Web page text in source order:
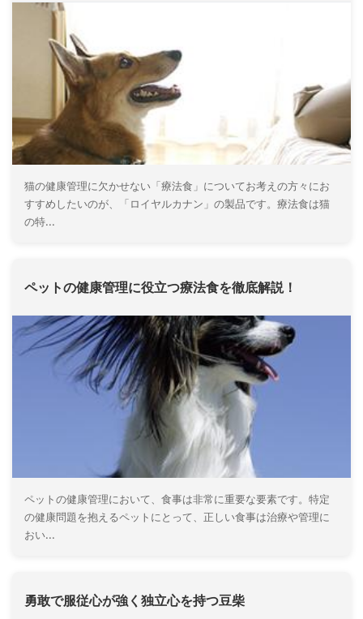
猫の健康管理に欠かせない「療法食」についてお考えの方々にお
すすめしたいのが、「ロイヤルカナン」の製品です。療法食は猫
の特...
ペットの健康管理に役立つ療法食を徹底解説！
ペットの健康管理において、食事は非常に重要な要素です。特定
の健康問題を抱えるペットにとって、正しい食事は治療や管理に
おい...
勇敢で服従心が強く独立心を持つ豆柴